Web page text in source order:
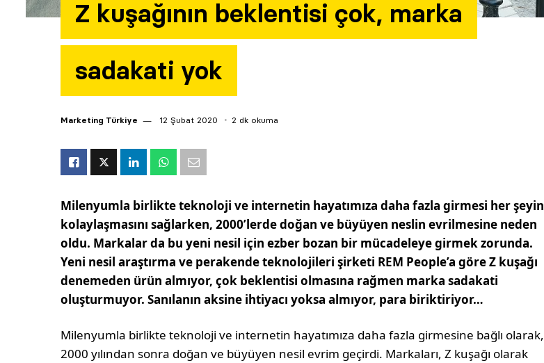
Z kuşağının beklentisi çok, marka
sadakati yok
Marketing Türkiye 12 Şubat 2020 2 dk okuma
Milenyumla birlikte teknoloji ve internetin hayatımıza daha fazla girmesi her şeyin
kolaylaşmasını sağlarken, 2000’lerde doğan ve büyüyen neslin evrilmesine neden
oldu. Markalar da bu yeni nesil için ezber bozan bir mücadeleye girmek zorunda.
Yeni nesil araştırma ve perakende teknolojileri şirketi REM People’a göre Z kuşağı
denemeden ürün almıyor, çok beklentisi olmasına rağmen marka sadakati
oluşturmuyor. Sanılanın aksine ihtiyacı yoksa almıyor, para biriktiriyor…
Milenyumla birlikte teknoloji ve internetin hayatımıza daha fazla girmesine bağlı olarak,
2000 yılından sonra doğan ve büyüyen nesil evrim geçirdi. Markaları, Z kuşağı olarak